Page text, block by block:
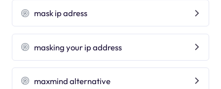
mask ip adress
masking your ip address
maxmind alternative